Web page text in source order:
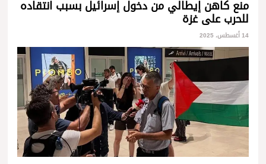
منع كاهن إيطالي من دخول إسرائيل بسبب انتقاده
للحرب على غزة
14 أغسطس، 2025